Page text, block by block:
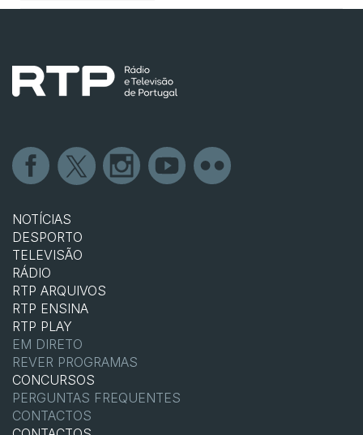
NOTÍCIAS
DESPORTO
TELEVISÃO
RÁDIO
RTP ARQUIVOS
RTP ENSINA
RTP PLAY
EM DIRETO
REVER PROGRAMAS
CONCURSOS
PERGUNTAS FREQUENTES
CONTACTOS